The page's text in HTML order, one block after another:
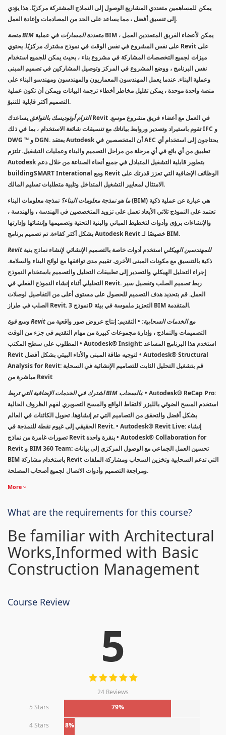
يمكن للمساهمين متعددي المشاريع الوصول إلى النماذج المشتركة مركزيًا. هذا يؤدي
إلى تنسيق أفضل ، مما يساعد على الحد من المصادمات وإعادة العمل.
منصة BIM متعددة المسارات في عملية BIM ، يمكن لأعضاء الفريق المتعددين العمل
على نفس المشروع في نفس الوقت في نموذج مشترك مركزيًا. يحتوي Revit على
ميزات لجميع التخصصات المشاركة في مشروع بناء ، بحيث يمكن للجميع استخدام
نفس البرنامج ، ووضع المشروع في المركز وتوصيل المشاركين في تصميم المبنى
وعملية البناء. عندما يعمل المهندسون المعماريون والمهندسون ومهندسو البناء على
منصة واحدة موحدة ، يمكن تقليل مخاطر أخطاء ترجمة البيانات ويمكن أن تكون عملية
التصميم أكثر قابلية للتنبؤ.
التزام أوتوديسك بالتوافقيساعدك Revit في العمل مع أعضاء فريق مشروع موسع.
تقوم باستيراد وتصدير وروابط بياناتك مع تنسيقات شائعة الاستخدام ، بما في ذلك IFC و
DWG ™ و DGN. يعتقد Autodesk أن المتخصصين في AEC يحتاجون إلى استخدام أي
تطبيق من أي بائع في أي مرحلة من مراحل التصميم والبناء وعمليات التشغيل. تلتزم
Autodesk بتطوير قابلية التشغيل المتبادل في جميع أنحاء الصناعة من خلال دعم
buildingSMART Interational ومع Revit الوظائف الإضافية التي تعزز قدرتك على
الامتثال لمعايير التشغيل المتداخل وتلبية متطلبات تسليم المالك.
ما هو نمذجة معلومات البناء؟ نمذجة معلومات البناء (BIM) هي عبارة عن عملية ذكية
تعتمد على النموذج ثلاثي الأبعاد تعمل على تزويد المتخصصين في الهندسة ، والهندسة ،
والإنشاءات برؤى وأدوات لتخطيط المباني والبنية التحتية وتصميمها وإنشائها وإدارتها
بشكل أكثر كفاءة. تم تصميم برنامج Autodesk Revit خصيصًا لـ BIM.
Revit للمهندسين الهيكلي استخدم أدوات خاصة بالتصميم الإنشائي لإنشاء نماذج بنية
ذكية بالتنسيق مع مكونات المبنى الأخرى. تقييم مدى توافقها مع لوائح البناء والسلامة.
إجراء التحليل الهيكلي والتصدير إلى تطبيقات التحليل والتصميم باستخدام النموذج
التحليلي أثناء إنشاء النموذج الفعلي في Revit. ربط تصميم الصلب وتفصيل سير
العمل. قم بتحديد هدف التصميم للحصول على مستوى أعلى من التفاصيل لوصلات
الصلب في طراز Revit. نموذج 3D التعزيز ملموسة في بيئة BIM المتقدمة.
وسع قوة Revit مع الخدمات السحابية: • التقديم: إنتاج عروض صور واقعية من
التصميمات والنماذج ، وإدارة مجموعات كبيرة من مهام التقديم في جزء من الوقت
المطلوب على سطح المكتب • Autodesk® Insight: استخدم هذا البرنامج المساعد
Revit لتوجيه طاقة المبنى والأداء البيئي بشكل أفضل • Autodesk® Structural
Analysis for Revit: قم بتشغيل التحليل الثابت للتصاميم الإنشائية في السحابة
مباشرة من Revit
اشترك في الخدمات الإضافية التي تربط BIM بالسحاب:• Autodesk® ReCap Pro:
استخدم المسح الضوئي بالليزر لالتقاط الواقع والمسح التصويري لفهم الظروف الحالية
بشكل أفضل والتحقق من التصاميم التي تم إنشاؤها. تحويل الكائنات في العالم
الحقيقي إلى غيوم نقطة للنمذجة في Revit. • Autodesk® Revit Live: إنشاء
تصورات غامرة من نماذج Revit بنقرة واحدة • Autodesk® Collaboration for
Revit و BIM 360 Team: تحسين العمل الجماعي مع الوصول المركزي إلى بيانات
BIM باستخدام مشاركة Revit التي تدعم السحابية وتخزين السحاب ومشاركة الملفات
ومراجعة التصميم وأدوات الاتصال لجميع أصحاب المصلحة.
More
What are the requirements for this course?
Be familiar with Architectural
Works,Informed with Basic
Construction Management
Course Review
5
24 Reviews
5 Stars
79%
4 Stars 8%